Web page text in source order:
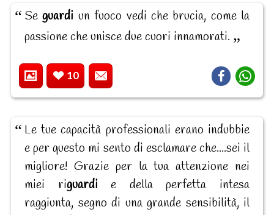
Seguardi un fuoco vedi che brucia, come la
passione che unisce due cuori innamorati.
10
Le tue capacità professionali erano indubbie
e per questo mi sento di esclamare che....sei il
migliore! Grazie per la tua attenzione nei
miei riguardi e della perfetta intesa
raggiunta, segno di una grande sensibilità, il